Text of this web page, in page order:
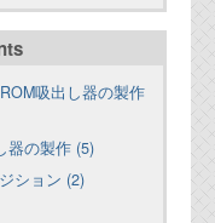
吸出し器の製作
器の製作 (5)
ション (2)